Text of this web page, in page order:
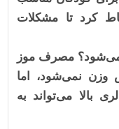
کرد تا مشکلات
مصرف موز
نمی‌شود، اما
بالا می‌تواند به